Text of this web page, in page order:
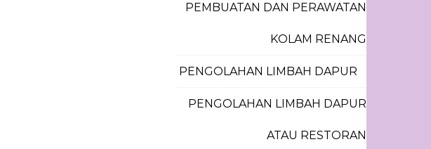
PEMBUATAN DAN PERAWATAN
KOLAM RENANG
PENGOLAHAN LIMBAH DAPUR
PENGOLAHAN LIMBAH DAPUR
ATAU RESTORAN